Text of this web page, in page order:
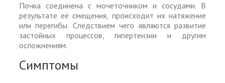
Почка соединена с мочеточником и сосудами. В
результате её смещения, происходит их натяжение
или перегибы. Следствием чего являются развитие
застойных процессов, гипертензии и другим
осложнениям.
Симптомы